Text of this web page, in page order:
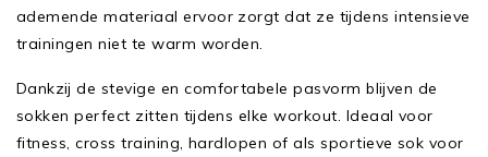
ademende materiaal ervoor zorgt dat ze tijdens intensieve
trainingen niet te warm worden.
Dankzij de stevige en comfortabele pasvorm blijven de
sokken perfect zitten tijdens elke workout. Ideaal voor
fitness, cross training, hardlopen of als sportieve sok voor